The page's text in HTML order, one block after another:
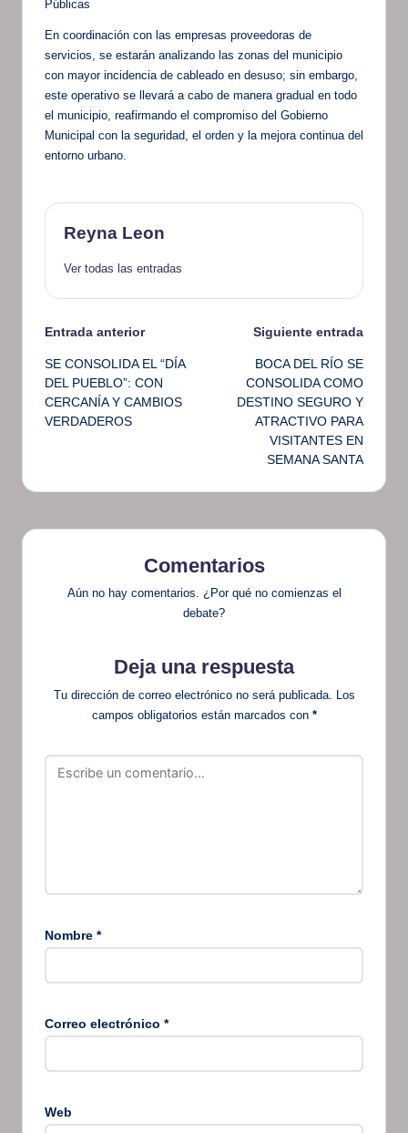
Públicas
En coordinación con las empresas proveedoras de
servicios, se estarán analizando las zonas del municipio
con mayor incidencia de cableado en desuso; sin embargo,
este operativo se llevará a cabo de manera gradual en todo
el municipio, reafirmando el compromiso del Gobierno
Municipal con la seguridad, el orden y la mejora continua del
entorno urbano.
Reyna Leon
Ver todas las entradas
Navegación
de
entradas
Entrada anterior
SE CONSOLIDA EL “DÍA
DEL PUEBLO”: CON
CERCANÍA Y CAMBIOS
VERDADEROS
Siguiente entrada
BOCA DEL RÍO SE
CONSOLIDA COMO
DESTINO SEGURO Y
ATRACTIVO PARA
VISITANTES EN
SEMANA SANTA
Comentarios
Aún no hay comentarios. ¿Por qué no comienzas el
debate?
Deja una respuesta
Tu dirección de correo electrónico no será publicada. Los
campos obligatorios están marcados con *
Nombre *
Correo electrónico *
Web